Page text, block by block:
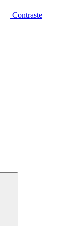
Contraste